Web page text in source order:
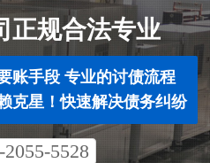
正规合法专业
账手段 专业的讨债流程
克星！快速解决债务纠纷
2055-5528